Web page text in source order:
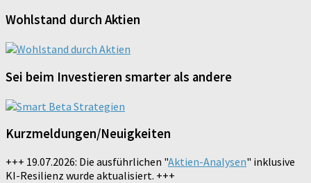
Wohlstand durch Aktien
Sei beim Investieren smarter als andere
Kurzmeldungen/Neuigkeiten
+++ 19.07.2026: Die ausführlichen "Aktien-Analysen" inklusive
KI-Resilienz wurde aktualisiert. +++